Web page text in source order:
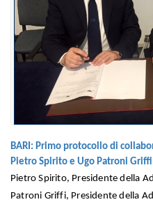
BARI: Primo protocollo di
Pietro Spirito e Ugo Patroni Griffi
Pietro Spirito, Presidente della
Patroni Griffi, Presidente della